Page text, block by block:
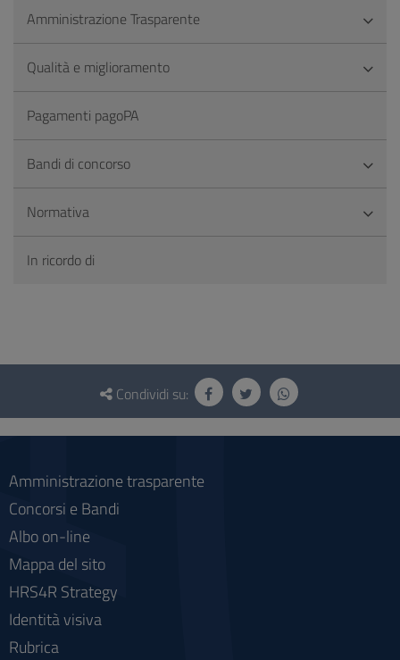
Amministrazione Trasparente
Qualità e miglioramento
Pagamenti pagoPA
Bandi di concorso
Normativa
In ricordo di
Questionario
social
Condividi su:
Amministrazione trasparente
Concorsi e Bandi
Albo on-line
Mappa del sito
HRS4R Strategy
Identità visiva
Rubrica